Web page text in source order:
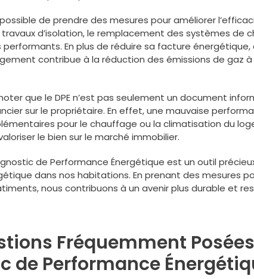
possible de prendre des mesures pour améliorer
d’isolation, le remplacement des systèmes de
performants. En plus de réduire sa facture
contribue à la réduction des émissions de gaz
que le DPE n’est pas seulement un document
sur le propriétaire. En effet, une mauvaise
pour le chauffage ou la climatisation du
le bien sur le marché immobilier.
de Performance Énergétique est un outil
dans nos habitations. En prenant des mesures
nous contribuons à un avenir plus durable et
Fréquemment
de Performance